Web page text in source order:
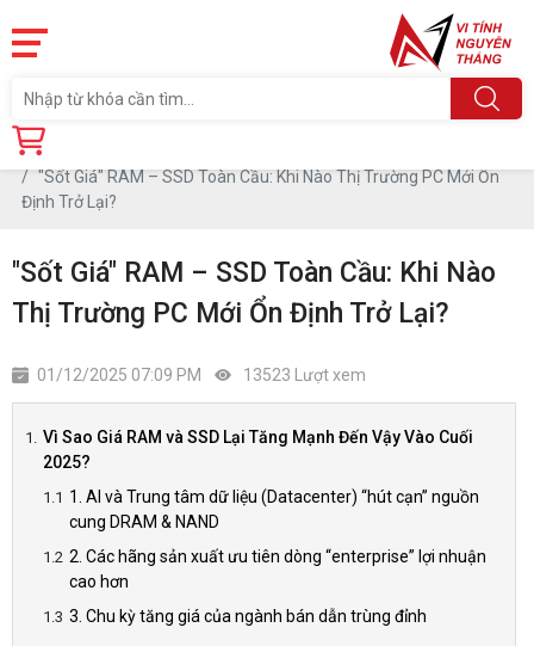
Trang chủ
"Sốt Giá" RAM – SSD Toàn Cầu: Khi Nào Thị Trường PC Mới Ổn
Định Trở Lại?
"Sốt Giá" RAM – SSD Toàn Cầu: Khi Nào
Thị Trường PC Mới Ổn Định Trở Lại?
01/12/2025 07:09 PM 13523 Lượt xem
Vì Sao Giá RAM và SSD Lại Tăng Mạnh Đến Vậy Vào Cuối
2025?
1. AI và Trung tâm dữ liệu (Datacenter) “hút cạn” nguồn
cung DRAM & NAND
2. Các hãng sản xuất ưu tiên dòng “enterprise” lợi nhuận
cao hơn
3. Chu kỳ tăng giá của ngành bán dẫn trùng đỉnh